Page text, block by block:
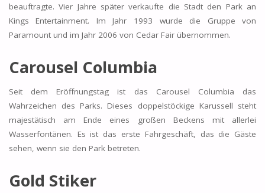
beauftragte. Vier Jahre später verkaufte die Stadt den Park an
Kings Entertainment. Im Jahr 1993 wurde die Gruppe von
Paramount und im Jahr 2006 von Cedar Fair übernommen.
Carousel Columbia
Seit dem Eröffnungstag ist das Carousel Columbia das
Wahrzeichen des Parks. Dieses doppelstöckige Karussell steht
majestätisch am Ende eines großen Beckens mit allerlei
Wasserfontänen. Es ist das erste Fahrgeschäft, das die Gäste
sehen, wenn sie den Park betreten.
Gold Stiker